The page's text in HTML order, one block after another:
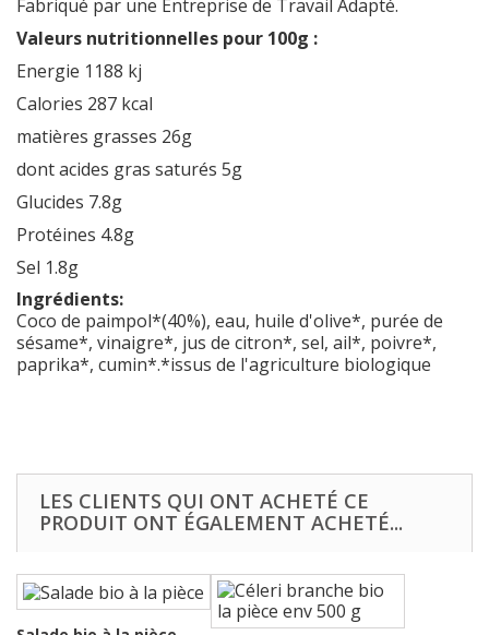
Fabriqué par une Entreprise de Travail Adapté.
Valeurs nutritionnelles pour 100g :
Energie 1188 kj
Calories 287 kcal
matières grasses 26g
dont acides gras saturés 5g
Glucides 7.8g
Protéines 4.8g
Sel 1.8g
Ingrédients:
Coco de paimpol*(40%), eau, huile d'olive*, purée de
sésame*, vinaigre*, jus de citron*, sel, ail*, poivre*,
paprika*, cumin*.*issus de l'agriculture biologique
LES CLIENTS QUI ONT ACHETÉ CE
PRODUIT ONT ÉGALEMENT ACHETÉ...